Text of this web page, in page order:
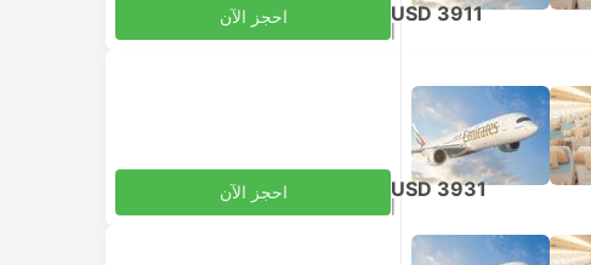
USD 3911 احجز الآن
USD 3931 احجز الآن